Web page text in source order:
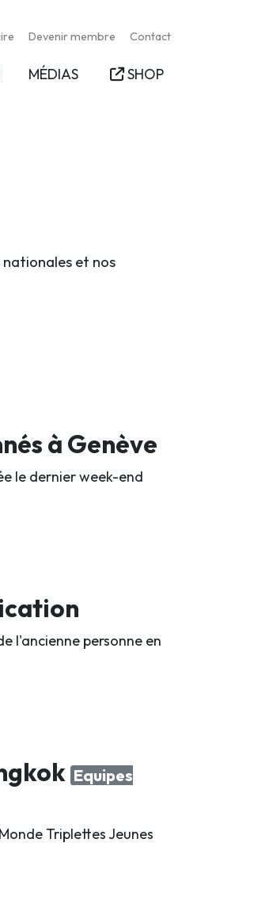
Devenir membre Contact
MÉDIAS SHOP
et nos
à Genève
le dernier week-end
l'ancienne personne en
Equipes
Triplettes Jeunes